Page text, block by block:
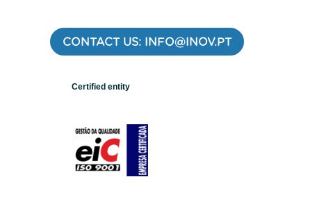
CONTACT US: INFO@INOV.PT
Certified entity